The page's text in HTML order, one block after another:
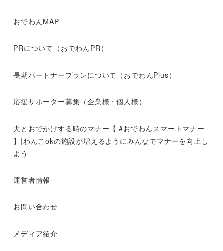
おでわんMAP
PRについて（おでわんPR）
長期パートナープランについて（おでわんPlus）
応援サポーター募集（企業様・個人様）
犬とおでかけする時のマナー【 #おでわんスマートマナー
】|わんこokの施設が増えるようにみんなでマナーを向上し
よう
運営者情報
お問い合わせ
メディア紹介